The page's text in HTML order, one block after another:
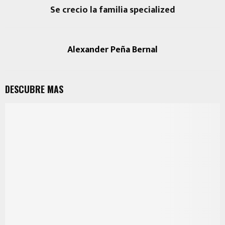
Se crecio la familia specialized
Alexander Peña Bernal
DESCUBRE MAS